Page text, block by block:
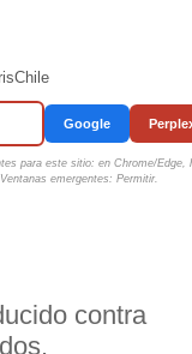
Google
para este sitio: en Chrome/Edge,
emergentes: Permitir.
contra